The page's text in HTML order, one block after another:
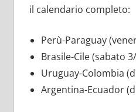
il calendario completo:
Perù-Paraguay
Brasile-Cile (sabato
Uruguay-Colombia
Argentina-Ecuador